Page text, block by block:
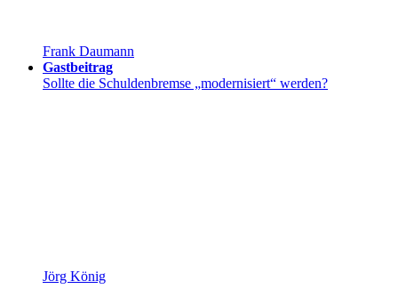
Frank Daumann
Gastbeitrag
Sollte die Schuldenbremse „modernisiert“ werden?
Jörg König